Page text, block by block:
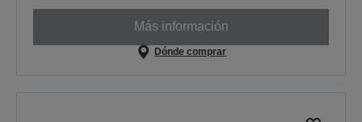
Más información
Dónde comprar